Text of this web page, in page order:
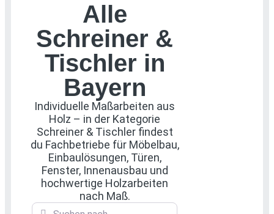
Alle
Schreiner &
Tischler in
Bayern
Individuelle Maßarbeiten aus
Holz – in der Kategorie
Schreiner & Tischler findest
du Fachbetriebe für Möbelbau,
Einbaulösungen, Türen,
Fenster, Innenausbau und
hochwertige Holzarbeiten
nach Maß.
Suchen nach